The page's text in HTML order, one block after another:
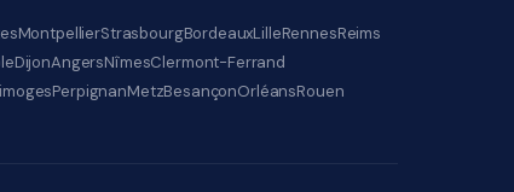
MontpellierStrasbourgBordeauxLilleRennesReims
DijonAngersNîmesClermont-Ferrand
PerpignanMetzBesançonOrléansRouen